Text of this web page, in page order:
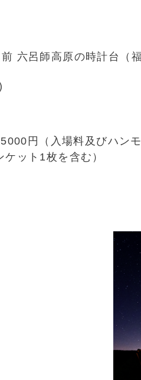
六呂師高原の時計台（
円（入場料及びハン
ット1枚を含む）